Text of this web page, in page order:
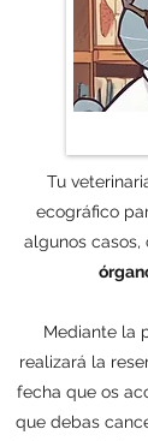
Tu
ecográfico
algunos casos,
Mediante la
realizará la
fecha que os
que debas